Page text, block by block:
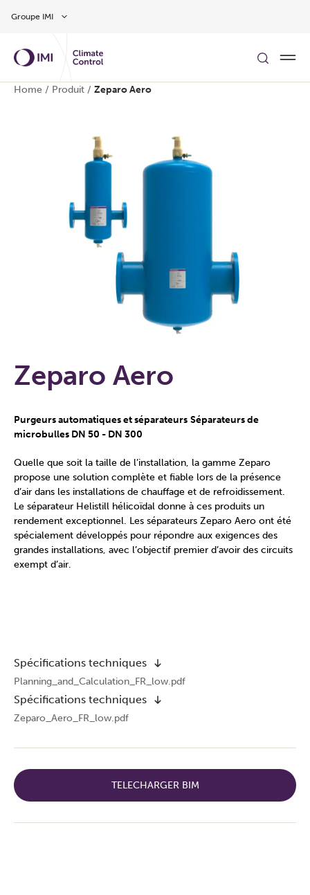
Groupe IMI
Home / Produit / Zeparo Aero
Zeparo Aero
Purgeurs automatiques et séparateurs Séparateurs de
microbulles DN 50 - DN 300
Quelle que soit la taille de l’installation, la gamme Zeparo
propose une solution complète et fiable lors de la présence
d’air dans les installations de chauffage et de refroidissement.
Le séparateur Helistill hélicoïdal donne à ces produits un
rendement exceptionnel. Les séparateurs Zeparo Aero ont été
spécialement développés pour répondre aux exigences des
grandes installations, avec l’objectif premier d’avoir des circuits
exempt d’air.
Spécifications techniques
Planning_and_Calculation_FR_low.pdf
Spécifications techniques
Zeparo_Aero_FR_low.pdf
TELECHARGER BIM